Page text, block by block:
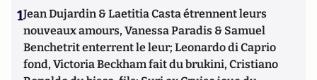
1Jean Dujardin & Laetitia Casta étrennent leurs
nouveaux amours, Vanessa Paradis & Samuel
Benchetrit enterrent le leur; Leonardo di Caprio
fond, Victoria Beckham fait du brukini, Cristiano